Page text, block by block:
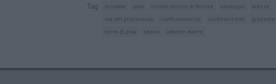
Tag toscana pisa centro storico di firenze viareggio arezzo
via del proconsolo
confcommercio confesercenti grosseto
torre di pisa
seano alberto marini